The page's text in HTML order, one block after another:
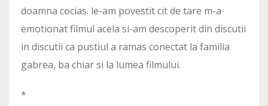
doamna cocias. le-am povestit cit de tare m-a
emotionat filmul acela si-am descoperit din discutii
in discutii ca pustiul a ramas conectat la familia
gabrea, ba chiar si la lumea filmului.
*